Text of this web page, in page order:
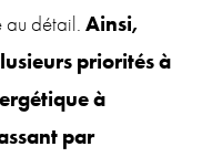
au détail. Ainsi,
priorités à
à
par